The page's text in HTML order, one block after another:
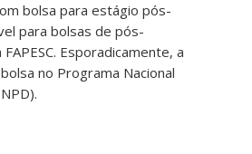
bolsa para estágio pós-
para bolsas de pós-
Esporadicamente, a
no Programa Nacional